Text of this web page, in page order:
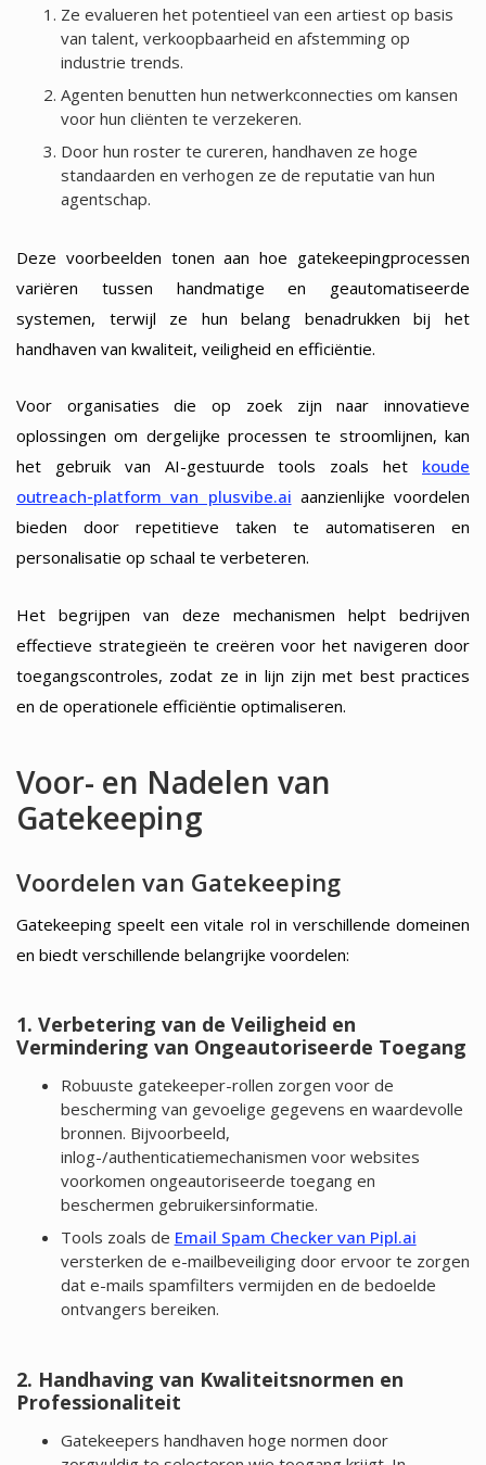
Ze evalueren het potentieel van een artiest op basis
van talent, verkoopbaarheid en afstemming op
industrie trends.
Agenten benutten hun netwerkconnecties om kansen
voor hun cliënten te verzekeren.
Door hun roster te cureren, handhaven ze hoge
standaarden en verhogen ze de reputatie van hun
agentschap.
Deze voorbeelden tonen aan hoe gatekeepingprocessen
variëren tussen handmatige en geautomatiseerde
systemen, terwijl ze hun belang benadrukken bij het
handhaven van kwaliteit, veiligheid en efficiëntie.
Voor organisaties die op zoek zijn naar innovatieve
oplossingen om dergelijke processen te stroomlijnen, kan
het gebruik van AI-gestuurde tools zoals het koude
outreach-platform van plusvibe.ai aanzienlijke voordelen
bieden door repetitieve taken te automatiseren en
personalisatie op schaal te verbeteren.
Het begrijpen van deze mechanismen helpt bedrijven
effectieve strategieën te creëren voor het navigeren door
toegangscontroles, zodat ze in lijn zijn met best practices
en de operationele efficiëntie optimaliseren.
Voor- en Nadelen van
Gatekeeping
Voordelen van Gatekeeping
Gatekeeping speelt een vitale rol in verschillende domeinen
en biedt verschillende belangrijke voordelen:
1. Verbetering van de Veiligheid en
Vermindering van Ongeautoriseerde Toegang
Robuuste gatekeeper-rollen zorgen voor de
bescherming van gevoelige gegevens en waardevolle
bronnen. Bijvoorbeeld,
inlog-/authenticatiemechanismen voor websites
voorkomen ongeautoriseerde toegang en
beschermen gebruikersinformatie.
Tools zoals de Email Spam Checker van Pipl.ai
versterken de e-mailbeveiliging door ervoor te zorgen
dat e-mails spamfilters vermijden en de bedoelde
ontvangers bereiken.
2. Handhaving van Kwaliteitsnormen en
Professionaliteit
Gatekeepers handhaven hoge normen door